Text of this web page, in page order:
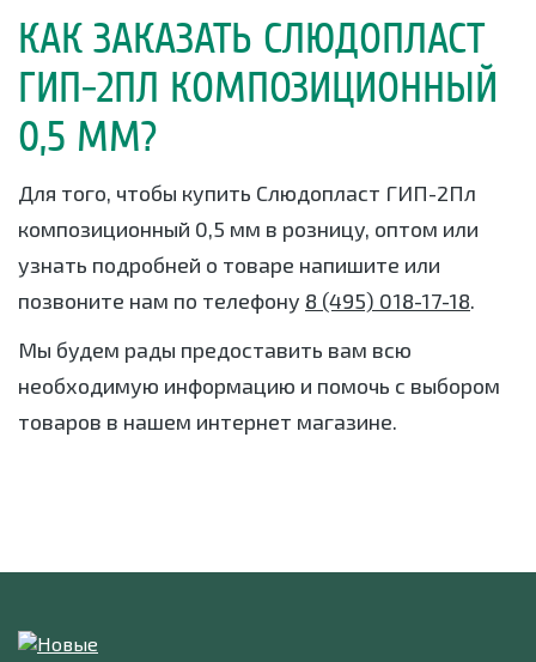
КАК ЗАКАЗАТЬ СЛЮДОПЛАСТ
ГИП-2ПЛ КОМПОЗИЦИОННЫЙ
0,5 ММ?
Для того, чтобы купить Слюдопласт ГИП-2Пл
композиционный 0,5 мм в розницу, оптом или
узнать подробней о товаре напишите или
позвоните нам по телефону 8 (495) 018-17-18.
Мы будем рады предоставить вам всю
необходимую информацию и помочь с выбором
товаров в нашем интернет магазине.